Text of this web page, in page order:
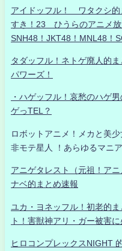
アイドッフル！ ワタクシ
すき！23 ひうらのアニメ
SNH48！JKT48！MNL48！
タダッフル！ネトゲ廃人的
パワーズ！
・ハゲッフル！哀愁のハゲ
ゲっTEL？
ロボットアニメ！メカと美
非モテ星人 ！あらゆるマニ
アニゲタレスト（元祖！ア
ナベ的まとめ速報
ユカ・ヨネッフル！初老的
ト！害獣神アリ・ガー被害
ヒロコンプレックスNIGHT